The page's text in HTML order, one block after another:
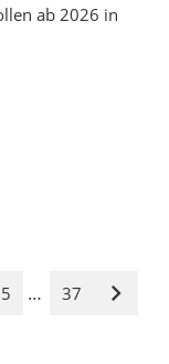
ab 2026 in
… 37